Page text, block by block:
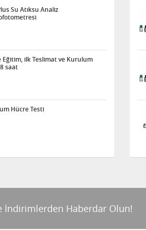
Su Atıksu Analiz
Eğitim, ilk Teslimat ve Kurulum
saat
Hücre Testi
İndirimlerden Haberdar Olun!